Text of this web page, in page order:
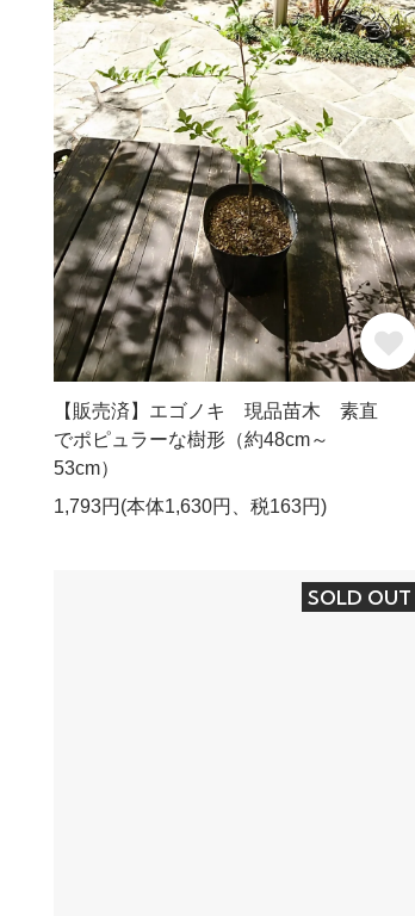
【販売済】エゴノキ 現品苗木 素直
でポピュラーな樹形（約48cm～
53cm）
1,793円(本体1,630円、税163円)
SOLD OUT